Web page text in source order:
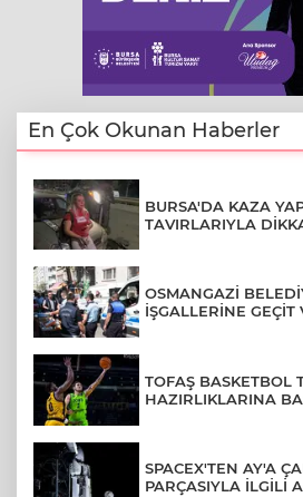
En Çok Okunan Haberler
BURSA'DA KAZA
TAVIRLARIYLA
OSMANGAZİ
İŞGALLERİNE GEÇİT
TOFAŞ BASKETBOL
HAZIRLIKLARINA
SPACEX'TEN AY'A
PARÇASIYLA İLGİLİ